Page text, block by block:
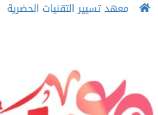
معهد تسيير التقنيات الحضرية